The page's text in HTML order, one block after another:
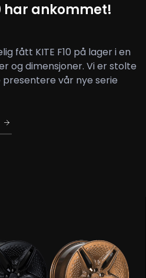
har ankommet!
fått KITE F10 på lager i en
og dimensjoner. Vi er stolte
presentere vår nye serie